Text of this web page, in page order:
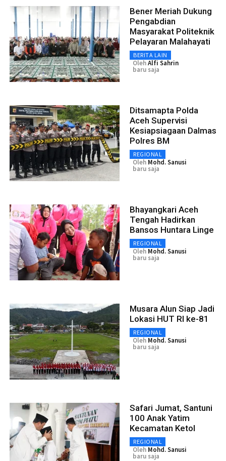
Bener Meriah Dukung
Pengabdian
Masyarakat Politeknik
Pelayaran Malahayati
BERITA LAIN
OlehAlfi Sahrin
baru saja
Ditsamapta Polda
Aceh Supervisi
Kesiapsiagaan Dalmas
Polres BM
REGIONAL
Oleh Mohd. Sanusi
baru saja
Bhayangkari Aceh
Tengah Hadirkan
Bansos Huntara Linge
REGIONAL
Oleh Mohd. Sanusi
baru saja
Musara Alun Siap Jadi
Lokasi HUT RI ke-81
REGIONAL
Oleh Mohd. Sanusi
baru saja
Safari Jumat, Santuni
100 Anak Yatim
Kecamatan Ketol
REGIONAL
Oleh Mohd. Sanusi
baru saja